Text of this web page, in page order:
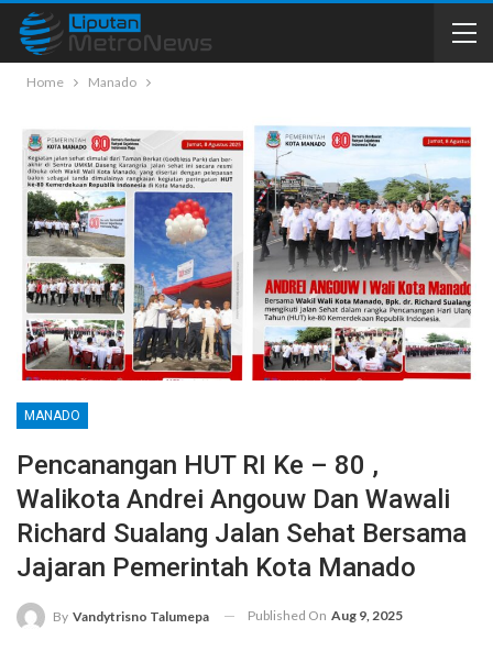
Home Manado
MANADO
Pencanangan HUT RI Ke – 80 ,
Walikota Andrei Angouw Dan Wawali
Richard Sualang Jalan Sehat Bersama
Jajaran Pemerintah Kota Manado
By Vandytrisno Talumepa Published On Aug 9, 2025